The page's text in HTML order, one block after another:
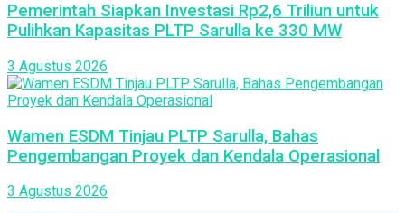
Pemerintah Siapkan Investasi Rp2,6 Triliun untuk
Pulihkan Kapasitas PLTP Sarulla ke 330 MW
3 Agustus 2026
Wamen ESDM Tinjau PLTP Sarulla, Bahas
Pengembangan Proyek dan Kendala Operasional
3 Agustus 2026